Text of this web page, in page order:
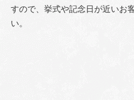
すので、挙式や記念日が近いお
い。